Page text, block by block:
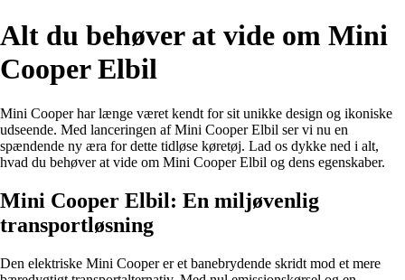
Alt du behøver at vide om Mini
Cooper Elbil
Mini Cooper har længe været kendt for sit unikke design og ikoniske
udseende. Med lanceringen af Mini Cooper Elbil ser vi nu en
spændende ny æra for dette tidløse køretøj. Lad os dykke ned i alt,
hvad du behøver at vide om Mini Cooper Elbil og dens egenskaber.
Mini Cooper Elbil: En miljøvenlig
transportløsning
Den elektriske Mini Cooper er et banebrydende skridt mod et mere